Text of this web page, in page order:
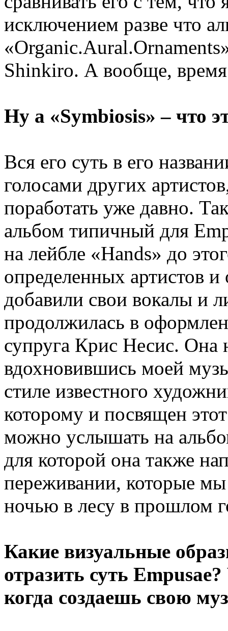
исключением разве что
Shinkiro. А вообще,
Ну а «Symbiosis» – что
Вся его суть в его
голосами других
поработать уже давно.
альбом типичный для
на лейбле «Hands» до
определенных артистов
добавили свои вокалы и
продолжилась в
супруга Крис Несис. Она
вдохновившись моей
стиле известного
которому и посвящен
можно услышать на
для которой она также
переживании, которые
ночью в лесу в
Какие визуальные
отразить суть
когда создаешь свою